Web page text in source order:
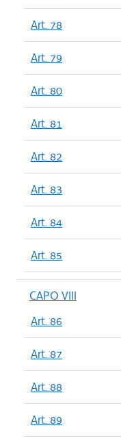
Art. 78
Art. 79
Art. 80
Art. 81
Art. 82
Art. 83
Art. 84
Art. 85
CAPO VIII
Art. 86
Art. 87
Art. 88
Art. 89